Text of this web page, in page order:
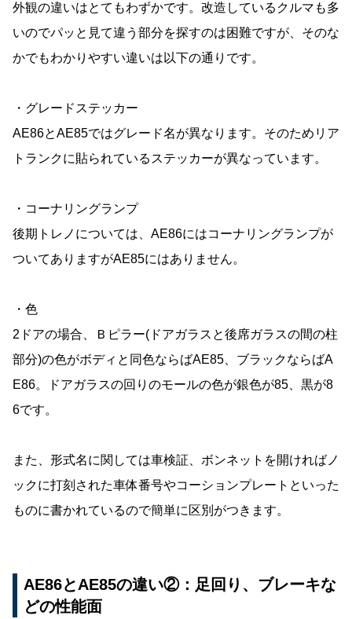
外観の違いはとてもわずかです。改造しているクルマも多
いのでパッと見て違う部分を探すのは困難ですが、そのな
かでもわかりやすい違いは以下の通りです。
・グレードステッカー
AE86とAE85ではグレード名が異なります。そのためリア
トランクに貼られているステッカーが異なっています。
・コーナリングランプ
後期トレノについては、AE86にはコーナリングランプが
ついてありますがAE85にはありません。
・色
2ドアの場合、Ｂピラー(ドアガラスと後席ガラスの間の柱
部分)の色がボディと同色ならばAE85、ブラックならばA
E86。ドアガラスの回りのモールの色が銀色が85、黒が8
6です。
また、形式名に関しては車検証、ボンネットを開ければノ
ックに打刻された車体番号やコーションプレートといった
ものに書かれているので簡単に区別がつきます。
AE86とAE85の違い②：足回り、ブレーキな
どの性能面